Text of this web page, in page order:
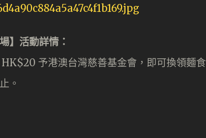
】活動詳情：
予港澳台灣慈善基金會，即可換領麵食
。